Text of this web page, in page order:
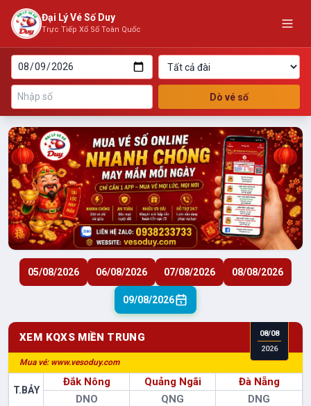
Đại Lý Vé Số Duy
Trực Tiếp Xổ Số Toàn Quốc
Dò vé số
05/08/2026 06/08/2026 07/08/2026 08/08/2026
09/08/2026
XEM KQXS MIỀN TRUNG
Mua vé: www.vesoduy.com
08/08
2026
T.BẢY
Đắk Nông Quảng Ngãi
Đà Nẵng
DNO
QNG
DNG